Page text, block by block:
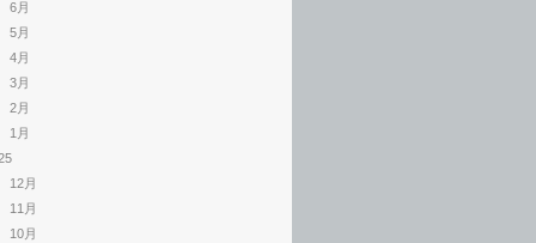
6月
5月
4月
3月
2月
1月
12月
11月
10月